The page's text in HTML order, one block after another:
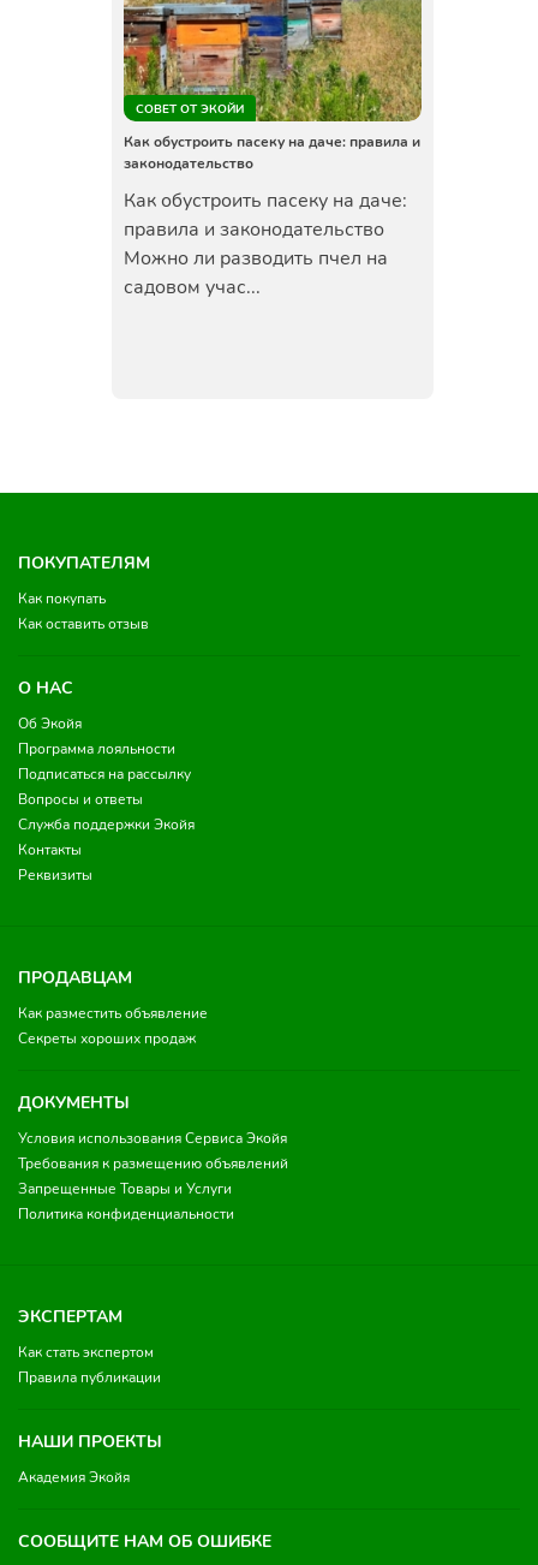
СОВЕТ ОТ ЭКОЙИ
Как обустроить пасеку на даче: правила и
законодательство
Как обустроить пасеку на даче:
правила и законодательство
Можно ли разводить пчел на
садовом учас...
ПОКУПАТЕЛЯМ
Как покупать
Как оставить отзыв
О НАС
Об Экойя
Программа лояльности
Подписаться на рассылку
Вопросы и ответы
Служба поддержки Экойя
Контакты
Реквизиты
ПРОДАВЦАМ
Как разместить объявление
Секреты хороших продаж
ДОКУМЕНТЫ
Условия использования Сервиса Экойя
Требования к размещению объявлений
Запрещенные Товары и Услуги
Политика конфиденциальности
ЭКСПЕРТАМ
Как стать экспертом
Правила публикации
НАШИ ПРОЕКТЫ
Академия Экойя
СООБЩИТЕ НАМ ОБ ОШИБКЕ